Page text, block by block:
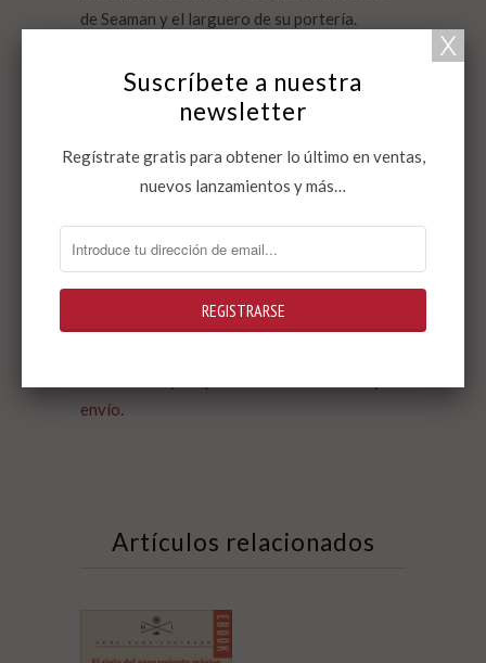
de Seaman y el larguero de su portería.
Ficha técnica
Páginas: 57
ISBN: 978-84-940348-8-6
envío.
Artículos relacionados
Suscríbete a nuestra
newsletter
Regístrate gratis para obtener lo último en ventas,
nuevos lanzamientos y más…